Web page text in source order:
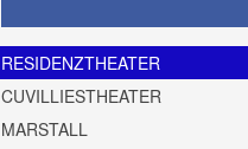
RESIDENZTHEATER
CUVILLIESTHEATER
MARSTALL